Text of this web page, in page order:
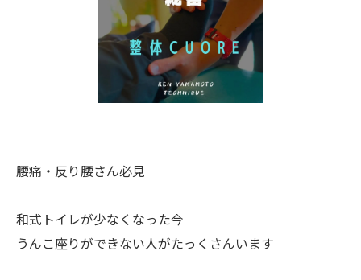
腰痛・反り腰さん必見
和式トイレが少なくなった今
うんこ座りができない人がたっくさんいます